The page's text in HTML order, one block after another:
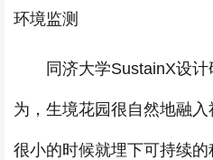
环境监测
同济大学SustainX设计
为，生境花园很自然地融
很小的时候就埋下可持续